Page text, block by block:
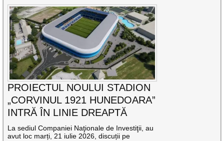
PROIECTUL NOULUI STADION
„CORVINUL 1921 HUNEDOARA”
INTRĂ ÎN LINIE DREAPTĂ
La sediul Companiei Naţionale de Investiţii, au
avut loc marți, 21 iulie 2026, discuții pe